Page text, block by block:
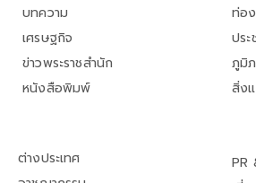
บทความ
เศรษฐกิจ
ข่าวพระราชสำนัก
หนังสือพิมพ์
ท่อ
ปร
ภูมิ
สิ่ง
ต่างประเทศ
PR